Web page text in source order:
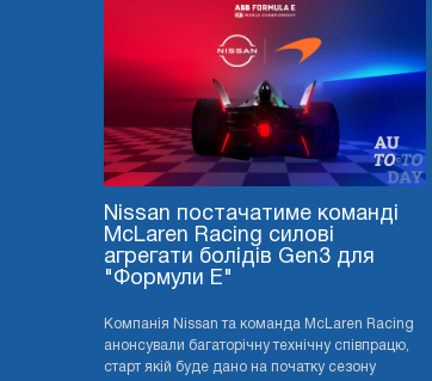
Nissan постачатиме команді
McLaren Racing силові
агрегати болідів Gen3 для
"Формули E"
Компанія Nissan та команда McLaren Racing
анонсували багаторічну технічну співпрацю,
старт якій буде дано на початку сезону